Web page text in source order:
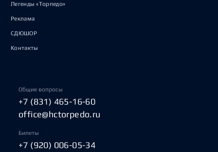
Легенды «Торпедо»
Реклама
СДЮШОР
Контакты
Общие вопросы
+7 (831) 465-16-60
office@hctorpedo.ru
Билеты
+7 (920) 006-05-34